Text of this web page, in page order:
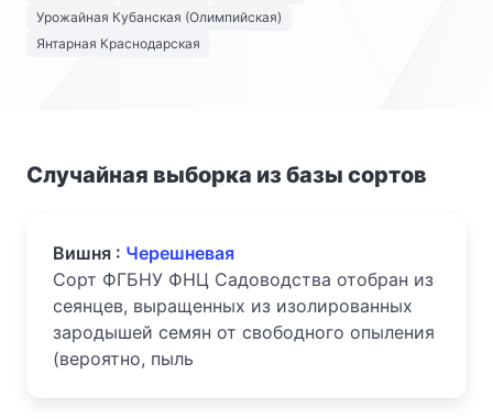
Урожайная Кубанская (Олимпийская)
Янтарная Краснодарская
Случайная выборка из базы сортов
Вишня : Черешневая
Сорт ФГБНУ ФНЦ Садоводства отобран из
сеянцев, выращенных из изолированных
зародышей семян от свободного опыления
(вероятно, пыль